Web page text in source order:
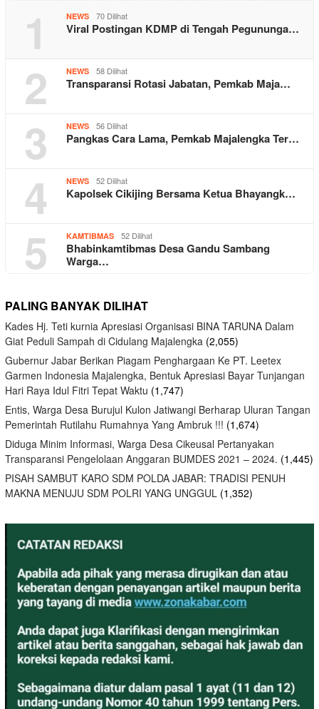
1 NEWS 70 Dilihat
Viral Postingan KDMP di Tengah Pegununga…
2 NEWS 58 Dilihat
Transparansi Rotasi Jabatan, Pemkab Maja…
3 NEWS 56 Dilihat
Pangkas Cara Lama, Pemkab Majalengka Ter…
4 NEWS 52 Dilihat
Kapolsek Cikijing Bersama Ketua Bhayangk…
5 KAMTIBMAS 52 Dilihat
Bhabinkamtibmas Desa Gandu Sambang
Warga…
PALING BANYAK DILIHAT
Kades Hj. Teti kurnia Apresiasi Organisasi BINA TARUNA Dalam
Giat Peduli Sampah di Cidulang Majalengka (2,055)
Gubernur Jabar Berikan Piagam Penghargaan Ke PT. Leetex
Garmen Indonesia Majalengka, Bentuk Apresiasi Bayar Tunjangan
Hari Raya Idul Fitri Tepat Waktu (1,747)
Entis, Warga Desa Burujul Kulon Jatiwangi Berharap Uluran Tangan
Pemerintah Rutilahu Rumahnya Yang Ambruk !!! (1,674)
Diduga Minim Informasi, Warga Desa Cikeusal Pertanyakan
Transparansi Pengelolaan Anggaran BUMDES 2021 – 2024. (1,445)
PISAH SAMBUT KARO SDM POLDA JABAR: TRADISI PENUH
MAKNA MENUJU SDM POLRI YANG UNGGUL (1,352)